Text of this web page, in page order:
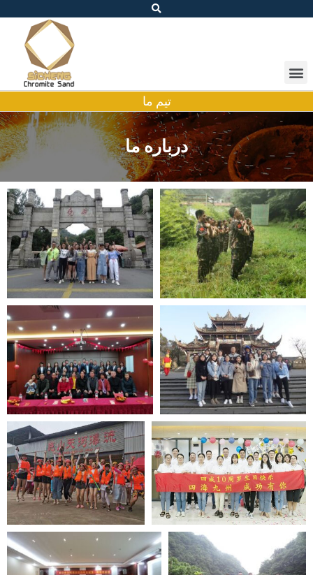
تیم ما
درباره ما